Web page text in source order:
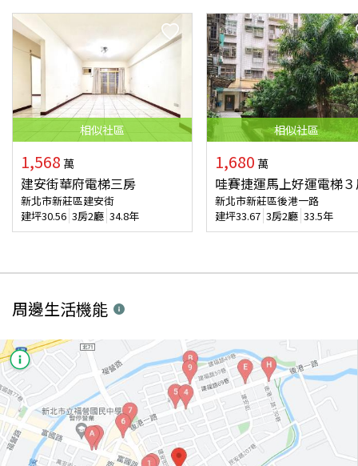
相似社區
1,568 萬
建安街華府電梯三房
新北市新莊區建安街
建坪30.56 3房2廳 34.8年
相似社區
1,680 萬
哇賽捷運馬上好運電梯
新北市新莊區後港一路
建坪33.67 3房2廳 33.5年
周邊生活機能